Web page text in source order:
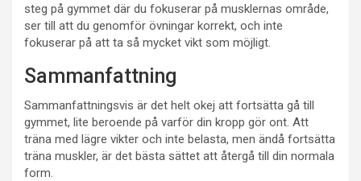
steg på gymmet där du fokuserar på musklernas område,
ser till att du genomför övningar korrekt, och inte
fokuserar på att ta så mycket vikt som möjligt.
Sammanfattning
Sammanfattningsvis är det helt okej att fortsätta gå till
gymmet, lite beroende på varför din kropp gör ont. Att
träna med lägre vikter och inte belasta, men ändå fortsätta
träna muskler, är det bästa sättet att återgå till din normala
form.